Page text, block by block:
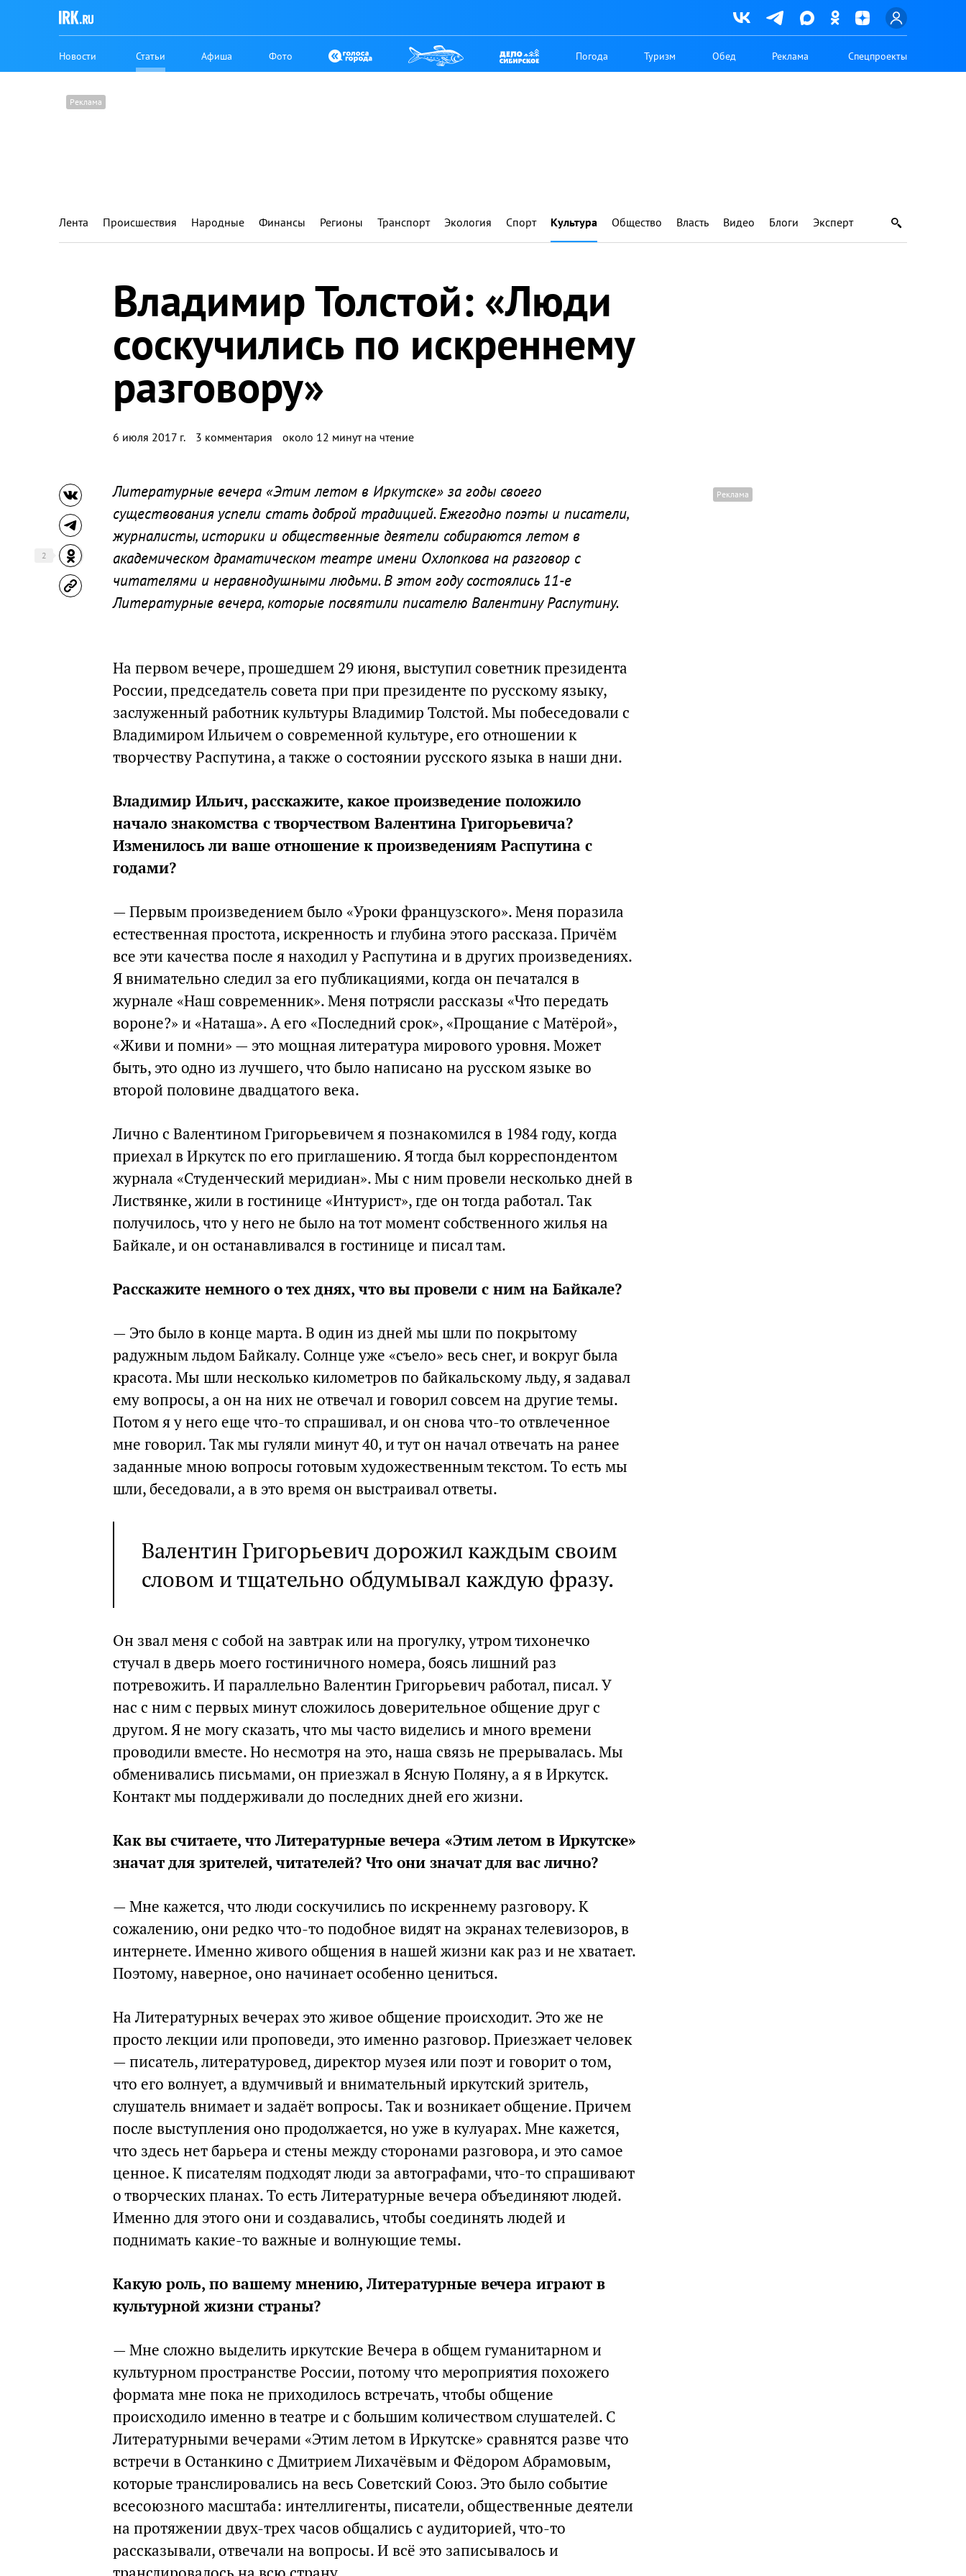
Новости Статьи Афиша Фото Погода Туризм Обед Реклама Спецпроекты
Лента Происшествия Народные Финансы Регионы Транспорт Экология Спорт Культура Общество Власть Видео Блоги Эксперт
Владимир Толстой: «Люди
соскучились по искреннему
разговору»
6 июля 2017 г. 3 комментария около 12 минут на чтение
Литературные вечера «Этим летом в Иркутске» за годы своего
существования успели стать доброй традицией. Ежегодно поэты и писатели,
журналисты, историки и общественные деятели собираются летом в
академическом драматическом театре имени Охлопкова на разговор с
читателями и неравнодушными людьми. В этом году состоялись 11-е
Литературные вечера, которые посвятили писателю Валентину Распутину.
2
На первом вечере, прошедшем 29 июня, выступил советник президента
России, председатель совета при при президенте по русскому языку,
заслуженный работник культуры Владимир Толстой. Мы побеседовали с
Владимиром Ильичем о современной культуре, его отношении к
творчеству Распутина, а также о состоянии русского языка в наши дни.
Владимир Ильич, расскажите, какое произведение положило
начало знакомства с творчеством Валентина Григорьевича?
Изменилось ли ваше отношение к произведениям Распутина с
годами?
— Первым произведением было «Уроки французского». Меня поразила
естественная простота, искренность и глубина этого рассказа. Причём
все эти качества после я находил у Распутина и в других произведениях.
Я внимательно следил за его публикациями, когда он печатался в
журнале «Наш современник». Меня потрясли рассказы «Что передать
вороне?» и «Наташа». А его «Последний срок», «Прощание с Матёрой»,
«Живи и помни» — это мощная литература мирового уровня. Может
быть, это одно из лучшего, что было написано на русском языке во
второй половине двадцатого века.
Лично с Валентином Григорьевичем я познакомился в 1984 году, когда
приехал в Иркутск по его приглашению. Я тогда был корреспондентом
журнала «Студенческий меридиан». Мы с ним провели несколько дней в
Листвянке, жили в гостинице «Интурист», где он тогда работал. Так
получилось, что у него не было на тот момент собственного жилья на
Байкале, и он останавливался в гостинице и писал там.
Расскажите немного о тех днях, что вы провели с ним на Байкале?
— Это было в конце марта. В один из дней мы шли по покрытому
радужным льдом Байкалу. Солнце уже «съело» весь снег, и вокруг была
красота. Мы шли несколько километров по байкальскому льду, я задавал
ему вопросы, а он на них не отвечал и говорил совсем на другие темы.
Потом я у него еще что-то спрашивал, и он снова что-то отвлеченное
мне говорил. Так мы гуляли минут 40, и тут он начал отвечать на ранее
заданные мною вопросы готовым художественным текстом. То есть мы
шли, беседовали, а в это время он выстраивал ответы.
Валентин Григорьевич дорожил каждым своим
словом и тщательно обдумывал каждую фразу.
Он звал меня с собой на завтрак или на прогулку, утром тихонечко
стучал в дверь моего гостиничного номера, боясь лишний раз
потревожить. И параллельно Валентин Григорьевич работал, писал. У
нас с ним с первых минут сложилось доверительное общение друг с
другом. Я не могу сказать, что мы часто виделись и много времени
проводили вместе. Но несмотря на это, наша связь не прерывалась. Мы
обменивались письмами, он приезжал в Ясную Поляну, а я в Иркутск.
Контакт мы поддерживали до последних дней его жизни.
Как вы считаете, что Литературные вечера «Этим летом в Иркутске»
значат для зрителей, читателей? Что они значат для вас лично?
— Мне кажется, что люди соскучились по искреннему разговору. К
сожалению, они редко что-то подобное видят на экранах телевизоров, в
интернете. Именно живого общения в нашей жизни как раз и не хватает.
Поэтому, наверное, оно начинает особенно цениться.
На Литературных вечерах это живое общение происходит. Это же не
просто лекции или проповеди, это именно разговор. Приезжает человек
— писатель, литературовед, директор музея или поэт и говорит о том,
что его волнует, а вдумчивый и внимательный иркутский зритель,
слушатель внимает и задаёт вопросы. Так и возникает общение. Причем
после выступления оно продолжается, но уже в кулуарах. Мне кажется,
что здесь нет барьера и стены между сторонами разговора, и это самое
ценное. К писателям подходят люди за автографами, что-то спрашивают
о творческих планах. То есть Литературные вечера объединяют людей.
Именно для этого они и создавались, чтобы соединять людей и
поднимать какие-то важные и волнующие темы.
Какую роль, по вашему мнению, Литературные вечера играют в
культурной жизни страны?
— Мне сложно выделить иркутские Вечера в общем гуманитарном и
культурном пространстве России, потому что мероприятия похожего
формата мне пока не приходилось встречать, чтобы общение
происходило именно в театре и с большим количеством слушателей. С
Литературными вечерами «Этим летом в Иркутске» сравнятся разве что
встречи в Останкино с Дмитрием Лихачёвым и Фёдором Абрамовым,
которые транслировались на весь Советский Союз. Это было событие
всесоюзного масштаба: интеллигенты, писатели, общественные деятели
на протяжении двух-трех часов общались с аудиторией, что-то
рассказывали, отвечали на вопросы. И всё это записывалось и